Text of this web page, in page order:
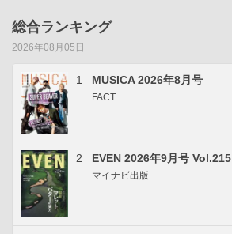
総合ランキング
2026年08月05日
1 MUSICA 2026年8月号
FACT
2 EVEN 2026年9月号 Vol.215
マイナビ出版